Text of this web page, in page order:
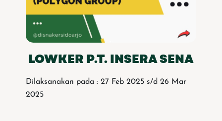
LOWKER P.T. INSERA SENA
Dilaksanakan pada : 27 Feb 2025 s/d 26 Mar
2025